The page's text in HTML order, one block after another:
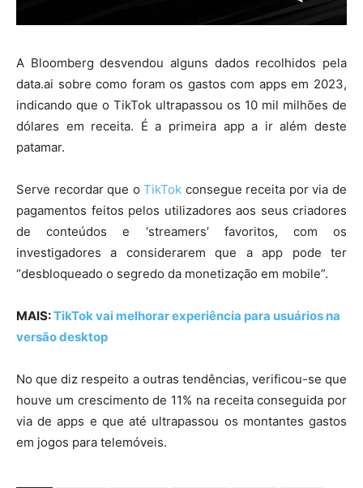
A Bloomberg desvendou alguns dados recolhidos pela
data.ai sobre como foram os gastos com apps em 2023,
indicando que o TikTok ultrapassou os 10 mil milhões de
dólares em receita. É a primeira app a ir além deste
patamar.
Serve recordar que oTikTok consegue receita por via de
pagamentos feitos pelos utilizadores aos seus criadores
de conteúdos e ‘streamers’ favoritos, com os
investigadores a considerarem que a app pode ter
“desbloqueado o segredo da monetização em mobile”.
MAIS:TikTok vai melhorar experiência para usuários na
versão desktop
No que diz respeito a outras tendências, verificou-se que
houve um crescimento de 11% na receita conseguida por
via de apps e que até ultrapassou os montantes gastos
em jogos para telemóveis.